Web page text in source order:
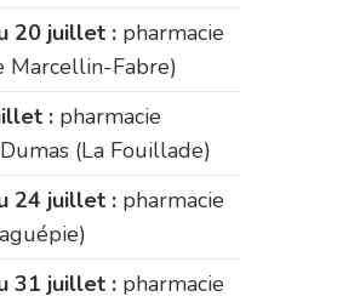
20 juillet : pharmacie
Marcellin-Fabre)
: pharmacie
(La Fouillade)
24 juillet : pharmacie
31 juillet : pharmacie